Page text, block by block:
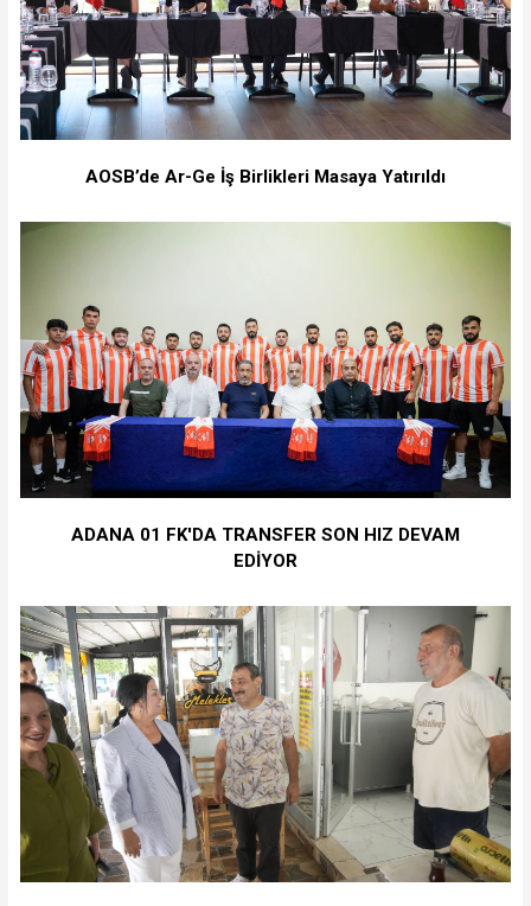
AOSB’de Ar-Ge İş Birlikleri Masaya Yatırıldı
ADANA 01 FK'DA TRANSFER SON HIZ DEVAM
EDİYOR